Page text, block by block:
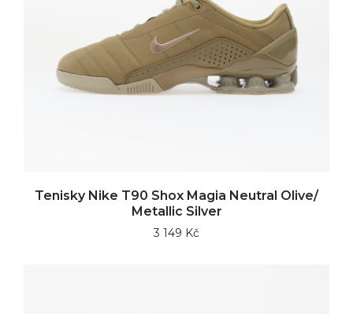
Tenisky Nike T90 Shox Magia Neutral Olive/
Metallic Silver
3 149 Kč